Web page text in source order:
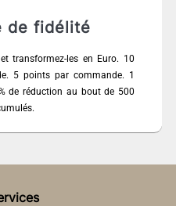
de fidélité
transformez-les en Euro. 10
5 points par commande. 1
de réduction au bout de 500